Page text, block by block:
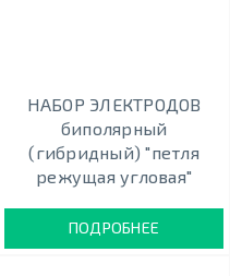
НАБОР ЭЛЕКТРОДОВ
биполярный
(гибридный) "петля
режущая угловая"
ПОДРОБНЕЕ